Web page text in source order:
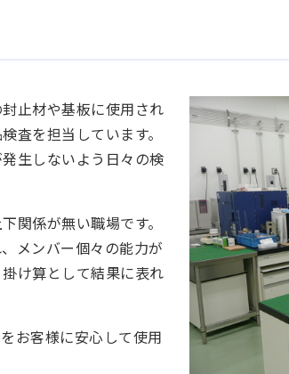
止材や基板に使用され
査を担当しています。
生しないよう日々の検
関係が無い職場です。
メンバー個々の能力が
け算として結果に表れ
お客様に安心して使用